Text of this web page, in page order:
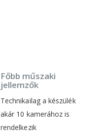
Főbb műszaki
jellemzők
Technikailag a készülék
akár 10 kamerához is
rendelkezik